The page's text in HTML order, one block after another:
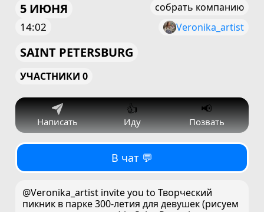
5 ИЮНЯ
14:02
собрать компанию
Veronika_artist
SAINT PETERSBURG
УЧАСТНИКИ 0
Написать
👍
Иду
📢
Позвать
В чат 💬
@Veronika_artist invite you to Творческий
пикник в парке 300-летия для девушек (рисуем